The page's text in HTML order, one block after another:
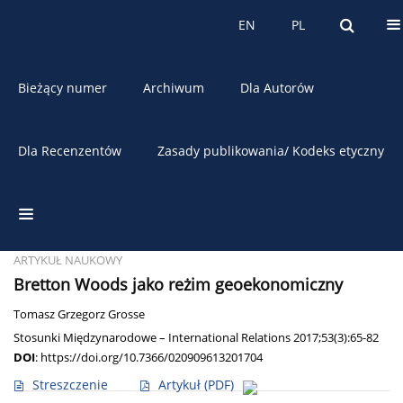
PL
EN PL
EN
Bieżący numer Archiwum Dla Autorów
Dla Recenzentów Zasady publikowania/ Kodeks etyczny
Autor
ARTYKUŁ NAUKOWY
Bretton Woods jako reżim geoekonomiczny
Tomasz Grzegorz Grosse
Stosunki Międzynarodowe – International Relations 2017;53(3):65-82
DOI: https://doi.org/10.7366/020909613201704
Streszczenie Artykuł (PDF)